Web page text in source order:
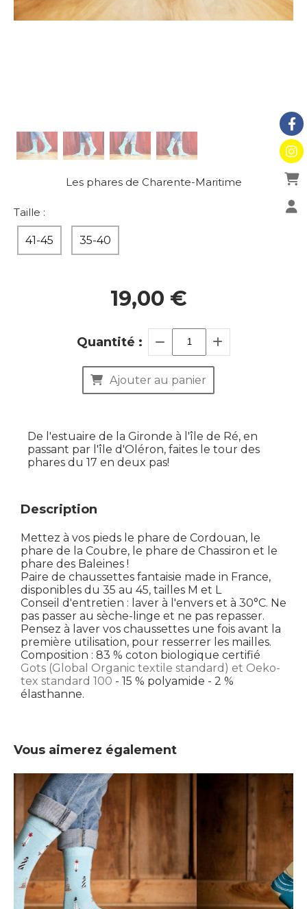
Les phares de Charente-Maritime
Taille :
41-45 35-40
19,00 €
Quantité :
Ajouter au panier
De l'estuaire de la Gironde à l'île de Ré, en
passant par l'île d'Oléron, faites le tour des
phares du 17 en deux pas!
Description
Mettez à vos pieds le phare de Cordouan, le
phare de la Coubre, le phare de Chassiron et le
phare des Baleines !
Paire de chaussettes fantaisie made in France,
disponibles du 35 au 45, tailles M et L
Conseil d'entretien : laver à l'envers et à 30°C. Ne
pas passer au sèche-linge et ne pas repasser.
Pensez à laver vos chaussettes une fois avant la
première utilisation, pour resserrer les mailles.
Composition : 83 % coton biologique certifié
Gots (Global Organic textile standard) et Oeko-
tex standard 100 - 15 % polyamide - 2 %
élasthanne.
Vous aimerez également
Nouveau